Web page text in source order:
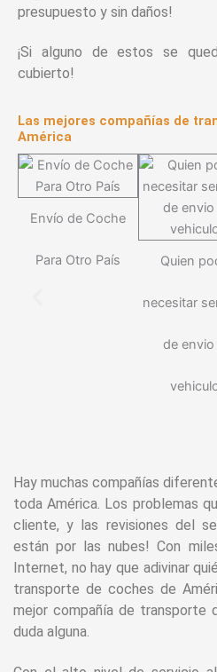
presupuesto y sin daños!
¡Si alguno de estos se
cubierto!
Las mejores compañías de
América
Envío de Coche
Para Otro País Quien
necesitar
de
Hay muchas compañías
toda América. Los problemas
cliente, y las revisiones del
están por las nubes! Con
Internet, no hay que adivinar
transporte de coches de
mejor compañía de transporte
duda alguna.